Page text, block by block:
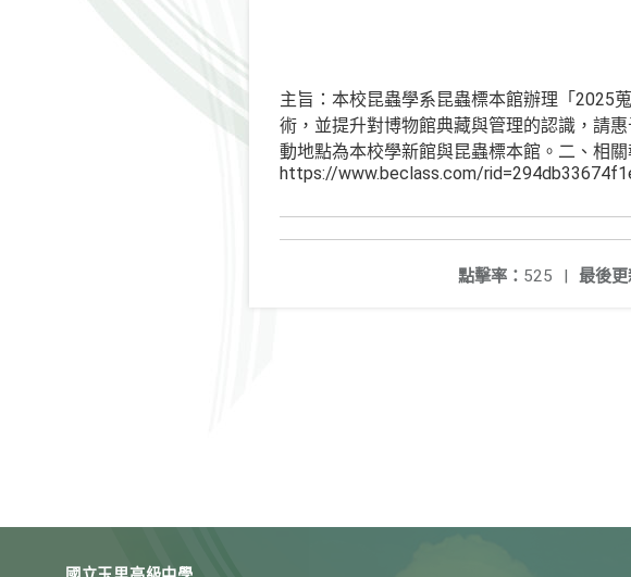
主旨：本校昆蟲學系昆蟲標本館辦理「2025
術，並提升對博物館典藏與管理的認識，請
動地點為本校學新館與昆蟲標本館。二、相
https://www.beclass.com/
最後更
點擊率： 525 |